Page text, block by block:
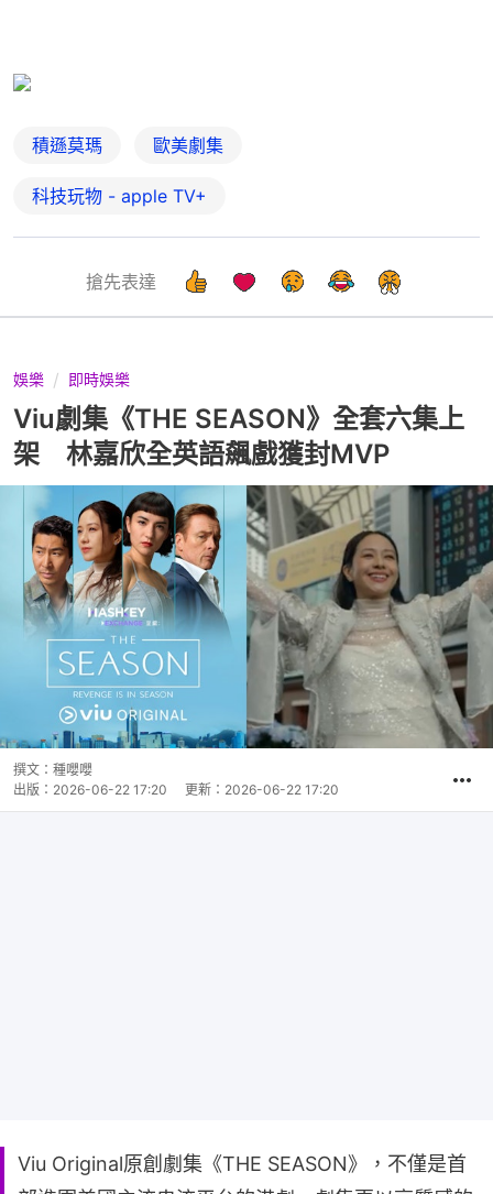
積遜莫瑪 歐美劇集
科技玩物 - apple TV+
搶先表達
娛樂 即時娛樂
Viu劇集《THE SEASON》全套六集上
架 林嘉欣全英語飆戲獲封MVP
撰文： 種嚶嚶
出版： 2026-06-22 17:20 更新： 2026-06-22 17:20
Viu Original原創劇集《THE SEASON》，不僅是首